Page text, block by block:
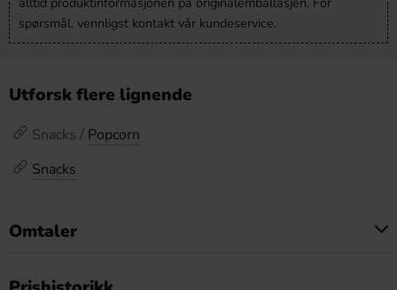
spørsmål, vennligst kontakt vår kundeservice.
Utforsk flere lignende
Snacks / Popcorn
Snacks
Omtaler